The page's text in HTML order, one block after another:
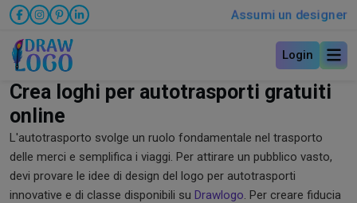
Assumi un designer
Login
Crea loghi per autotrasporti gratuiti
online
L'autotrasporto svolge un ruolo fondamentale nel trasporto
delle merci e semplifica i viaggi. Per attirare un pubblico vasto,
devi provare le idee di design del logo per autotrasporti
innovative e di classe disponibili su Drawlogo. Per creare fiducia